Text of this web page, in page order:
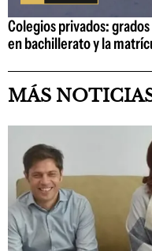
Colegios privados:
en bachillerato y la
MÁS